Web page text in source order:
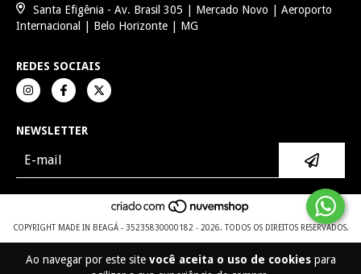
Ao navegar por este site você aceita o uso de cookiespara
Santa Efigênia - Av. Brasil 305 | Mercado Novo | Aeroporto
Internacional | Belo Horizonte | MG
REDES SOCIAIS
NEWSLETTER
COPYRIGHT MADE IN BEAGÁ - 35235830000182 - 2026. TODOS OS DIREITOS RESERVADOS.